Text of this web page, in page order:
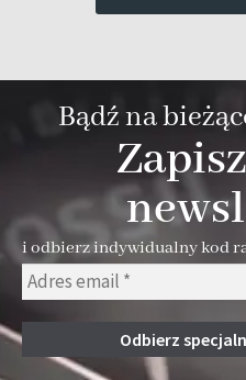
Bądź na
i odbierz indywidualny kod